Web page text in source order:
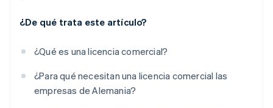
¿De qué trata este artículo?
¿Qué es una licencia comercial?
¿Para qué necesitan una licencia comercial las
empresas de Alemania?